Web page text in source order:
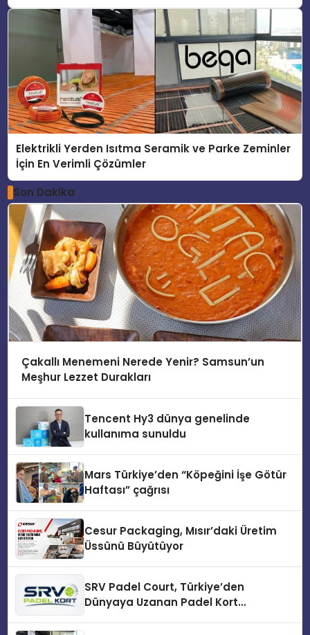
Elektrikli Yerden Isıtma Seramik ve Parke Zeminler
İçin En Verimli Çözümler
Son Dakika
Çakallı Menemeni Nerede Yenir? Samsun’un
Meşhur Lezzet Durakları
Tencent Hy3 dünya genelinde
kullanıma sunuldu
Mars Türkiye’den “Köpeğini İşe Götür
Haftası” çağrısı
Cesur Packaging, Mısır’daki Üretim
Üssünü Büyütüyor
SRV Padel Court, Türkiye’den
Dünyaya Uzanan Padel Kort